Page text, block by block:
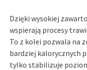
Dzięki wysokiej
wspierają procesy
To z kolei pozwala na
bardziej kalorycznych
tylko stabilizuje